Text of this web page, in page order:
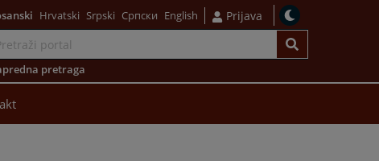
Hrvatski Srpski Српски English Prijava
pretraga